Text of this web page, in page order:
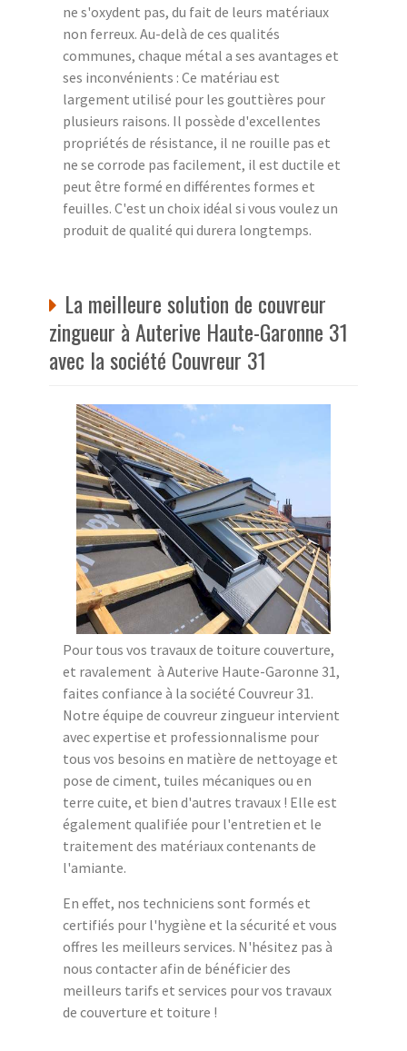
ne s'oxydent pas, du fait de leurs matériaux
non ferreux. Au-delà de ces qualités
communes, chaque métal a ses avantages et
ses inconvénients : Ce matériau est
largement utilisé pour les gouttières pour
plusieurs raisons. Il possède d'excellentes
propriétés de résistance, il ne rouille pas et
ne se corrode pas facilement, il est ductile et
peut être formé en différentes formes et
feuilles. C'est un choix idéal si vous voulez un
produit de qualité qui durera longtemps.
La meilleure solution de couvreur
zingueur à Auterive Haute-Garonne 31
avec la société Couvreur 31
Pour tous vos travaux de toiture couverture,
et ravalement à Auterive Haute-Garonne 31,
faites confiance à la société Couvreur 31.
Notre équipe de couvreur zingueur intervient
avec expertise et professionnalisme pour
tous vos besoins en matière de nettoyage et
pose de ciment, tuiles mécaniques ou en
terre cuite, et bien d'autres travaux ! Elle est
également qualifiée pour l'entretien et le
traitement des matériaux contenants de
l'amiante.
En effet, nos techniciens sont formés et
certifiés pour l'hygiène et la sécurité et vous
offres les meilleurs services. N'hésitez pas à
nous contacter afin de bénéficier des
meilleurs tarifs et services pour vos travaux
de couverture et toiture !